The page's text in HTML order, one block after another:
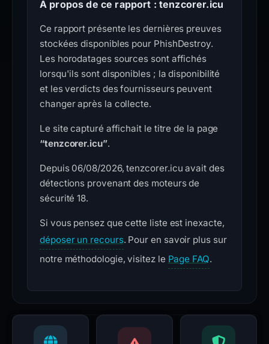
À propos de ce rapport : tenzcorer.icu
Ce rapport présente les dernières preuves
stockées disponibles pour PhishDestroy.
Les horodatages sources sont affichés
lorsqu'ils sont disponibles ; la disponibilité
et les verdicts des fournisseurs peuvent
changer après la collecte.
Le site capturé affichait le titre de la page
“tenzcorer.icu”.
Depuis 06/08/2026, tenzcorer.icu avait des
détections provenant des moteurs de
sécurité 18.
Si vous pensez que cette liste est inexacte,
déposer un recours. Pour en savoir plus sur
notre méthodologie, visitez le Page FAQ.